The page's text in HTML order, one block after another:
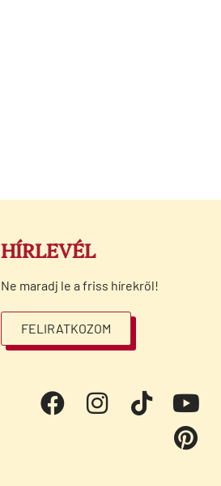
HÍRLEVÉL
Ne maradj le a friss hírekről!
FELIRATKOZOM